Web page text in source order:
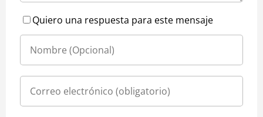
Quiero una respuesta para este mensaje